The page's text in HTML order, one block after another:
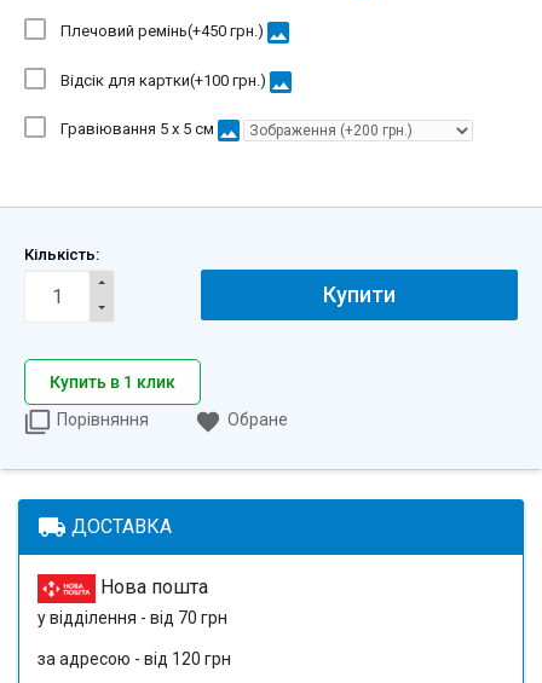
Плечовий ремінь(+450 грн.) image
Відсік для картки(+100 грн.) image
Гравіювання 5 х 5 см image
Кількість:
Купити
Купить в 1 клик
Порівняння
Обране
local_shipping ДОСТАВКА
Нова пошта
у відділення - від 70 грн
за адресою - від 120 грн